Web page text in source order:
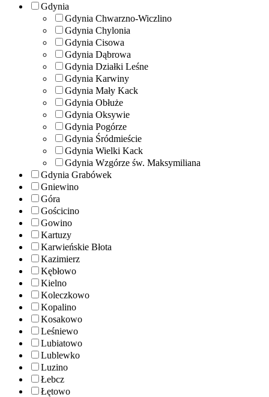
Gdynia
Gdynia Chwarzno-Wiczlino
Gdynia Chylonia
Gdynia Cisowa
Gdynia Dąbrowa
Gdynia Działki Leśne
Gdynia Karwiny
Gdynia Mały Kack
Gdynia Obłuże
Gdynia Oksywie
Gdynia Pogórze
Gdynia Śródmieście
Gdynia Wielki Kack
Gdynia Wzgórze św. Maksymiliana
Gdynia Grabówek
Gniewino
Góra
Gościcino
Gowino
Kartuzy
Karwieńskie Błota
Kazimierz
Kębłowo
Kielno
Koleczkowo
Kopalino
Kosakowo
Leśniewo
Lubiatowo
Lublewko
Luzino
Łebcz
Łętowo